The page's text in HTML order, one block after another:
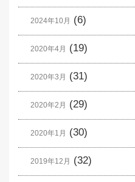
2024年10月 (6)
2020年4月 (19)
2020年3月 (31)
2020年2月 (29)
2020年1月 (30)
2019年12月 (32)